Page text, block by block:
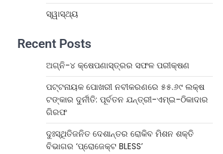
ସ୍ୱାସ୍ଥ୍ୟ
Recent Posts
ଅଗ୍ନି-୪ କ୍ଷେପଣାସ୍ତ୍ରର ସଫଳ ପରୀକ୍ଷଣ
ପଟ୍ଟନାୟକ ପୋଖରୀ ନବୀକରଣରେ ୫୫.୬୯ ଲକ୍ଷ
ଟଙ୍କାର ଦୁର୍ନୀତି: ପୂର୍ବତନ ଯନ୍ତ୍ରୀ-ଏମ୍‌ଇ-ଠିକାଦାର
ଗିରଫ
ଦୁଃସ୍ଥିତିଜନିତ ଦେଶାନ୍ତର ରୋକିବ ମିଶନ ଶକ୍ତି
ବିଭାଗର ‘ପ୍ରୋଜେକ୍ଟ BLESS’